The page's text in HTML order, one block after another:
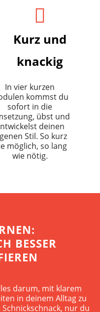
Kurz und
knackig
In vier kurzen
kommst du
sofort in die
übst und
deinen
Stil. So kurz
möglich, so lang
wie nötig.
BESSER
darum, mit klarem
in deinem Alltag zu
nur du